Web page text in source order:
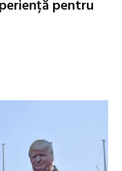
pentru